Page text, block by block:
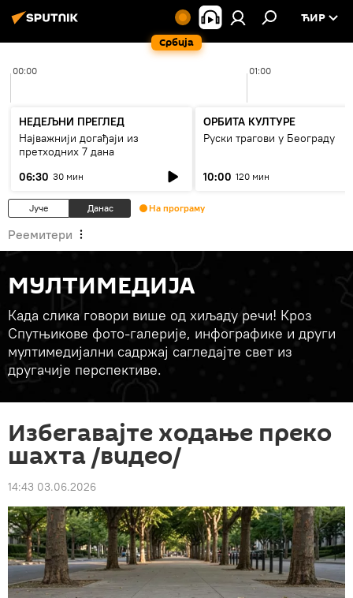
Србија
ЋИР
00:00 01:00
НЕДЕЉНИ ПРЕГЛЕД
Најважнији догађаји из
претходних 7 дана
06:30 30 мин
ОРБИТА КУЛТУРЕ
Руски трагови у Београду
10:00 120 мин
Јуче Данас На програму
Реемитери
МУЛТИМЕДИЈА
Када слика говори више од хиљаду речи! Кроз
Спутњикове фото-галерије, инфографике и други
мултимедијални садржај сагледајте свет из
другачије перспективе.
Избегавајте ходање преко
шахта /видео/
14:43 03.06.2026